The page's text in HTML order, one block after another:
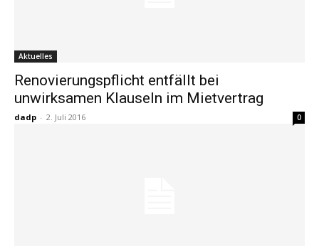
Aktuelles
Renovierungspflicht entfällt bei
unwirksamen Klauseln im Mietvertrag
dadp - 2. Juli 2016 0